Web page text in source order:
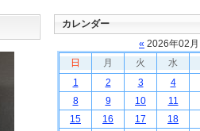
カレンダー
« 2026年02 月
日
月 火 水
1
2 3 4
8
9 10 11
15
16 17 18